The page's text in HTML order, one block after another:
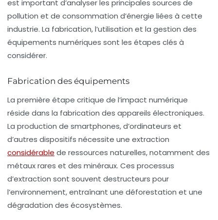
est important d’analyser les principales sources de
pollution et de consommation d’énergie liées à cette
industrie. La fabrication, l’utilisation et la gestion des
équipements numériques sont les étapes clés à
considérer.
Fabrication des équipements
La première étape critique de l’impact numérique
réside dans la fabrication des appareils électroniques.
La production de smartphones, d’ordinateurs et
d’autres dispositifs nécessite une extraction
considérable de ressources naturelles, notamment des
métaux rares et des minéraux. Ces processus
d’extraction sont souvent destructeurs pour
l’environnement, entraînant une déforestation et une
dégradation des écosystèmes.